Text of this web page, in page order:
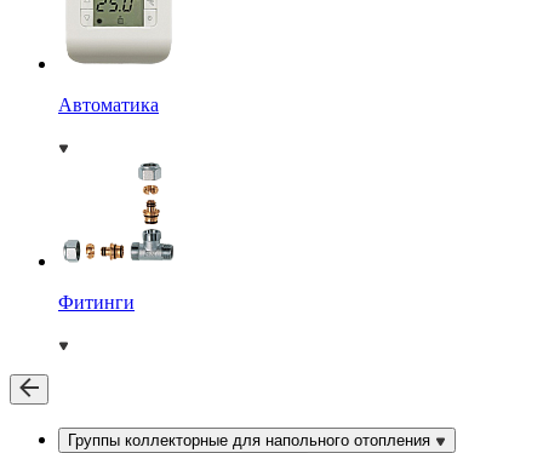
Автоматика
Фитинги
Группы коллекторные для напольного отопления